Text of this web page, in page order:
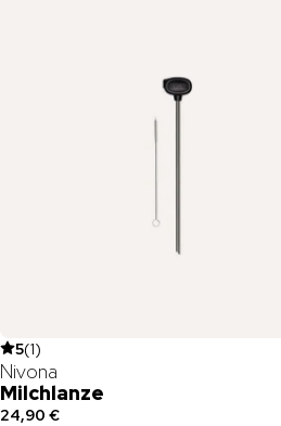
5(1)
Nivona
Milchlanze
24,90 €